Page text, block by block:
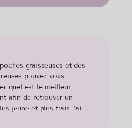
graisseuses et des
pouvez vous
quel est le meilleur
afin de retrouver un
jeune et plus frais j’ai